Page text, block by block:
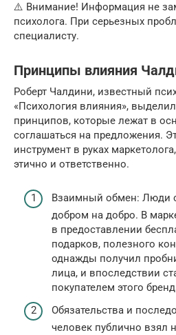
⚠️ Внимание! Информация не
психолога. При серьезных
специалисту.
Принципы влияния
Роберт Чалдини, известный
«Психология влияния»,
принципов, которые лежат в
соглашаться на предложения.
инструмент в руках
этично и ответственно.
Взаимный обмен: Люди
добром на добро. В
в предоставлении
подарков, полезного
однажды получил
лица, и впоследствии
покупателем этого
Обязательства и
человек публично взял